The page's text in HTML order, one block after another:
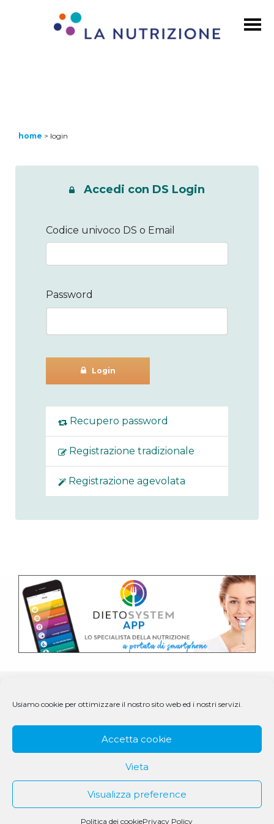
Usiamo cookie per ottimizzare il nostro sito web ed i nostri servizi.
Accetta cookie
Vieta
Visualizza preference
Politica dei cookiePrivacy Policy
home > login
Accedi con DS Login
Codice univoco DS o Email
Password
Login
Recupero password
Registrazione tradizionale
Registrazione agevolata
© 1979 - 2025 DS Medigroup S.r.l. a socio unico | CF/P.IVA
07979550154